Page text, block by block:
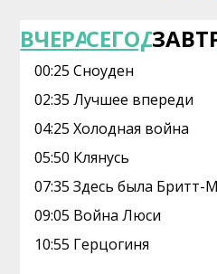
ВЧЕРАСЕГОДНЯ
00:25 Сноуден
02:35 Лучшее впереди
04:25 Холодная война
05:50 Клянусь
07:35 Здесь была Бритт-
09:05 Война Люси
10:55 Герцогиня